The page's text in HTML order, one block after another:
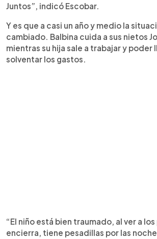
Juntos”, indicó Escobar.
Y es que a casi un año y medio la
cambiado. Balbina cuida a sus nietos
mientras su hija sale a trabajar y poder
solventar los gastos.
“El niño está bien traumado, al ver a
encierra, tiene pesadillas por las